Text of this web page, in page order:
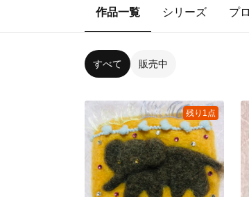
作品一覧 シリーズ プ
すべて 販売中
残り1点